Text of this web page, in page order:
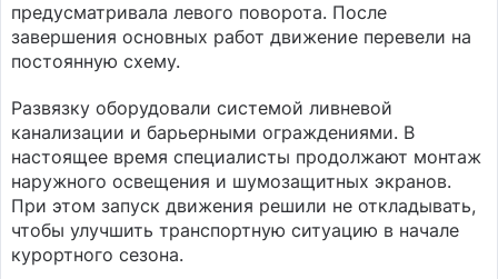
предусматривала левого поворота. После
завершения основных работ движение перевели на
постоянную схему.
Развязку оборудовали системой ливневой
канализации и барьерными ограждениями. В
настоящее время специалисты продолжают монтаж
наружного освещения и шумозащитных экранов.
При этом запуск движения решили не откладывать,
чтобы улучшить транспортную ситуацию в начале
курортного сезона.